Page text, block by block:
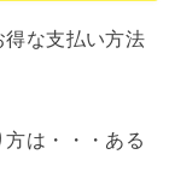
得な支払い方法
は・・・ある